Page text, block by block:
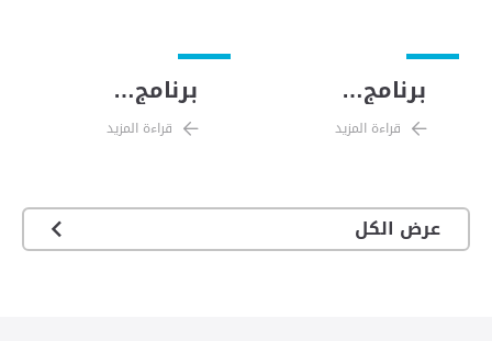
برنامج…
قراءة المزيد
برنامج…
قراءة المزيد
عرض الكل